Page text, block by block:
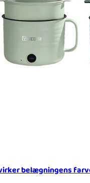
belægningens